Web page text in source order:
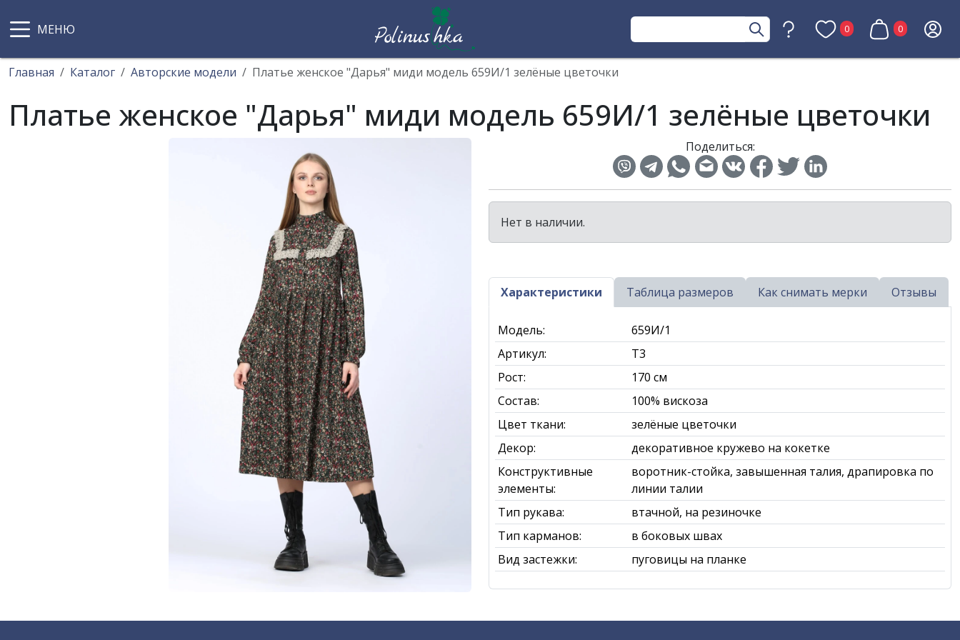
0 0
Главная Каталог Авторские модели Платье женское "Дарья" миди модель 659И/1 зелёные цветочки
Платье женское "Дарья" миди модель 659И/1 зелёные цветочки
Поделиться:
Нет в наличии.
Характеристики Таблица размеров Как снимать мерки Отзывы
Модель:
659И/1
Артикул:
Т3
Рост:
170 см
Состав:
100% вискоза
Цвет ткани:
зелёные цветочки
Декор:
декоративное кружево на кокетке
Конструктивные
элементы:
воротник-стойка, завышенная талия, драпировка по
линии талии
Тип рукава:
втачной, на резиночке
Тип карманов:
в боковых швах
Вид застежки:
пуговицы на планке